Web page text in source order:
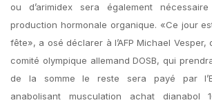
ou d’arimidex sera également
production hormonale organique. «Ce jour
fête», a osé déclarer à l’AFP Michael
comité olympique allemand DOSB, qui
de la somme le reste sera payé par
anabolisant musculation achat dianabol